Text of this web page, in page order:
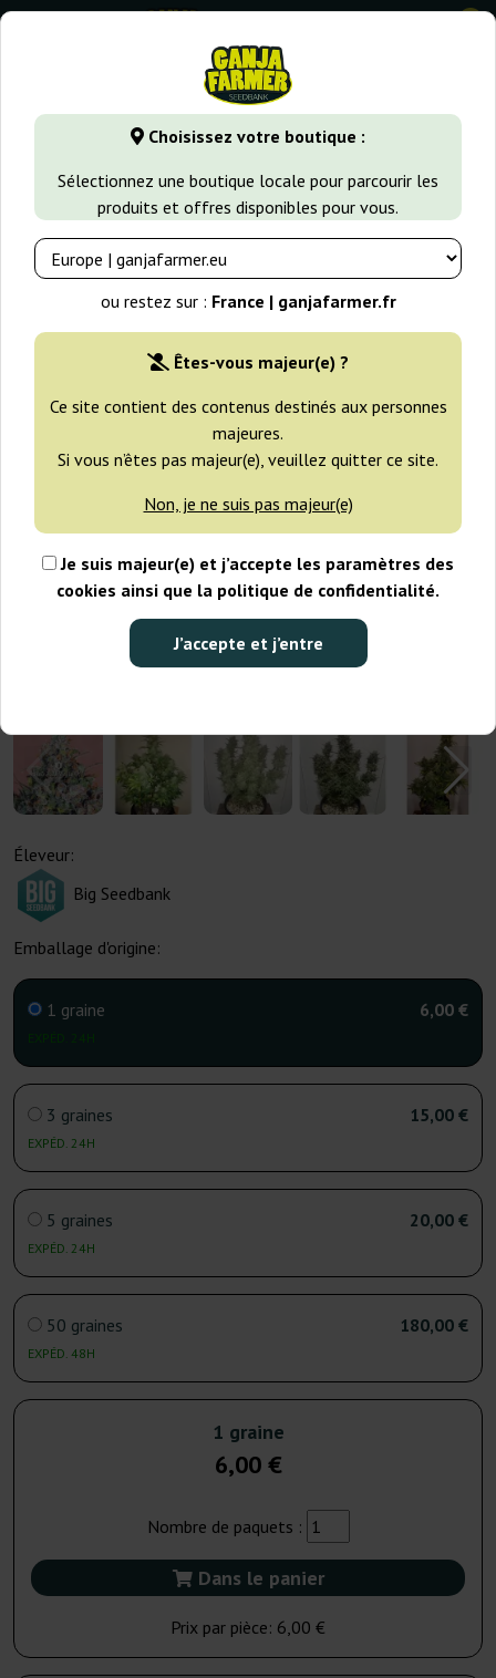
Choisissez votre boutique :
Sélectionnez une boutique locale pour parcourir les
produits et offres disponibles pour vous.
ou restez sur : France | ganjafarmer.fr
Êtes-vous majeur(e) ?
Ce site contient des contenus destinés aux personnes
majeures.
Si vous n’êtes pas majeur(e), veuillez quitter ce site.
Non, je ne suis pas majeur(e)
Je suis majeur(e) et j’accepte les paramètres des
cookies ainsi que la politique de confidentialité.
J’accepte et j’entre
0
GanjaFarmer.fr Variétés de Cannabis Jack Herer Auto
Éleveur:
Big Seedbank
Emballage d'origine:
1 graine 6,00 €
3 graines
EXPÉD. 24H
15,00 €
5 graines
EXPÉD. 24H
20,00 €
50 graines
EXPÉD. 48H
180,00 €
1 graine
6,00 €
Nombre de paquets :
Dans le panier
Prix par pièce: 6,00 €